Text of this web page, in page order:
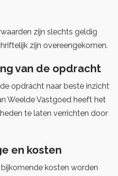
zijn slechts geldig
zijn overeengekomen.
van de opdracht
opdracht naar beste inzicht
Weelde Vastgoed heeft het
te laten verrichten door
en kosten
kosten worden